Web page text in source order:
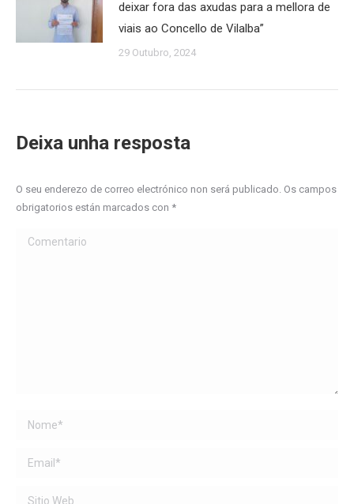
deixar fora das axudas para a mellora de
viais ao Concello de Vilalba”
29 Outubro, 2024
Deixa unha resposta
O seu enderezo de correo electrónico non será publicado. Os campos
obrigatorios están marcados con *
Comentario
Name *
Email *
Sitio Web